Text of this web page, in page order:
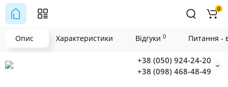
+38 (050) 924-24-20
+38 (098) 468-48-49
0
Опис Характеристики Відгуки 0 Питання -